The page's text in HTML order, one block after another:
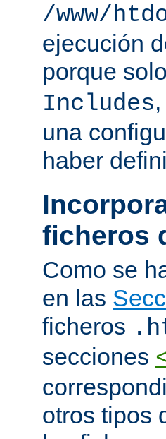
/www/
ejecución
porque
Includes
una
haber
ficheros
Como se
en las
ficheros
secciones
otros tipos